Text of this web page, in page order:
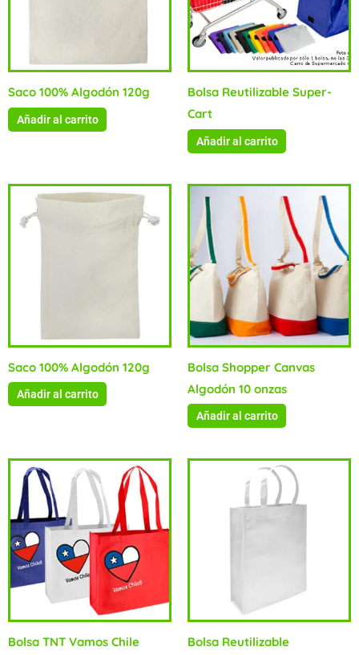
Saco 100% Algodón 120g
Añadir al carrito
Bolsa Reutilizable Super-
Cart
Añadir al carrito
Saco 100% Algodón 120g
Añadir al carrito
Bolsa Shopper Canvas
Algodón 10 onzas
Añadir al carrito
Bolsa TNT Vamos Chile
Bolsa Reutilizable